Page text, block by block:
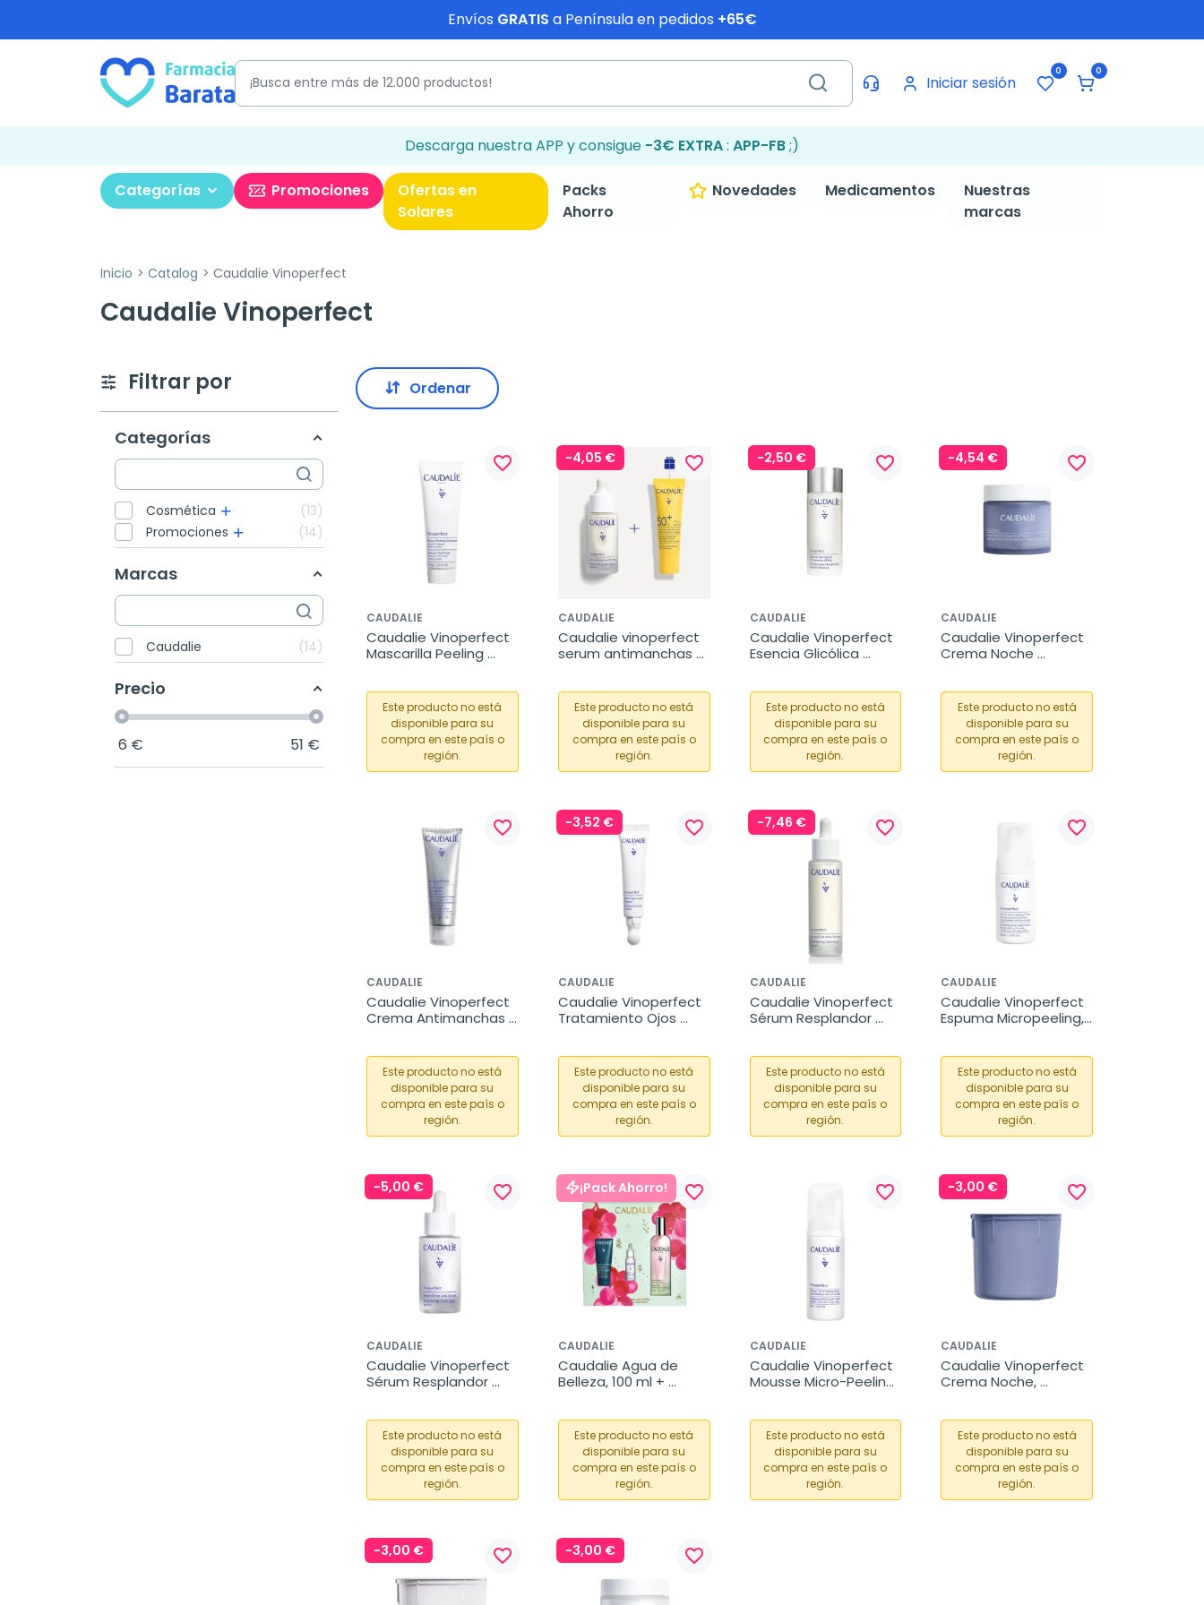
Envíos GRATIS a Península en pedidos +65€
Iniciar sesión
0 0
Descarga nuestra APP y consigue -3€ EXTRA: APP-FB;)
Categorías Promociones
Ofertas en
Solares
Packs
Ahorro
Novedades Medicamentos
Nuestras
marcas
Inicio Catalog Caudalie Vinoperfect
Caudalie Vinoperfect
Filtrar por
Categorías
Cosmética
13
Promociones
14
Marcas
Caudalie 14
Precio
6 € 51 €
Ordenar
favorite_border
CAUDALIE
Caudalie Vinoperfect
Mascarilla Peeling
Este producto no está
disponible para su
compra en este país o
región.
-4,05 € favorite_border
CAUDALIE
Caudalie vinoperfect
serum antimanchas
Este producto no está
disponible para su
compra en este país o
región.
-2,50 € favorite_border
CAUDALIE
Caudalie Vinoperfect
Esencia Glicólica
Este producto no está
disponible para su
compra en este país o
región.
-4,54 € favorite_border
CAUDALIE
Caudalie Vinoperfect
Crema Noche
Este producto no está
disponible para su
compra en este país o
región.
favorite_border
CAUDALIE
Caudalie Vinoperfect
Crema Antimanchas
Este producto no está
disponible para su
compra en este país o
región.
-3,52 € favorite_border
CAUDALIE
Caudalie Vinoperfect
Tratamiento Ojos
Este producto no está
disponible para su
compra en este país o
región.
-7,46 € favorite_border
CAUDALIE
Caudalie Vinoperfect
Sérum Resplandor
Este producto no está
disponible para su
compra en este país o
región.
favorite_border
CAUDALIE
Caudalie Vinoperfect
Espuma Micropeeling,
Este producto no está
disponible para su
compra en este país o
región.
-5,00 € favorite_border
CAUDALIE
Caudalie Vinoperfect
Sérum Resplandor
Este producto no está
disponible para su
compra en este país o
región.
¡Pack Ahorro! favorite_border
CAUDALIE
Caudalie Agua de
Belleza, 100 ml +
Sérum Vinoperfect, 5
Este producto no está
disponible para su
compra en este país o
región.
favorite_border
CAUDALIE
Caudalie Vinoperfect
Mousse Micro-Peeling,
Este producto no está
disponible para su
compra en este país o
región.
-3,00 € favorite_border
CAUDALIE
Caudalie Vinoperfect
Crema Noche,
Este producto no está
disponible para su
compra en este país o
región.
-3,00 € favorite_border -3,00 € favorite_border